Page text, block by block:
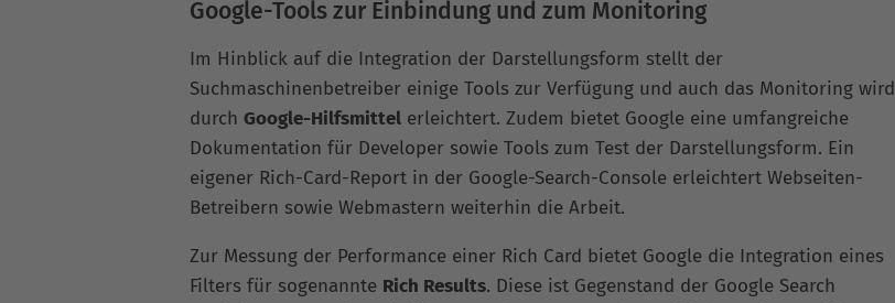
Google-Tools zur Einbindung und zum Monitoring
Im Hinblick auf die Integration der Darstellungsform stellt der
Suchmaschinenbetreiber einige Tools zur Verfügung und auch das Monitoring wird
durch Google-Hilfsmittel erleichtert. Zudem bietet Google eine umfangreiche
Dokumentation für Developer sowie Tools zum Test der Darstellungsform. Ein
eigener Rich-Card-Report in der Google-Search-Console erleichtert Webseiten-
Betreibern sowie Webmastern weiterhin die Arbeit.
Zur Messung der Performance einer Rich Card bietet Google die Integration eines
Filters für sogenannte Rich Results. Diese ist Gegenstand der Google Search